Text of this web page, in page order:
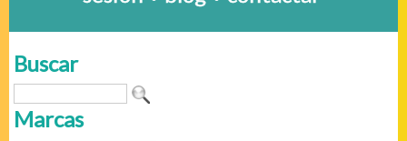
Buscar
Marcas